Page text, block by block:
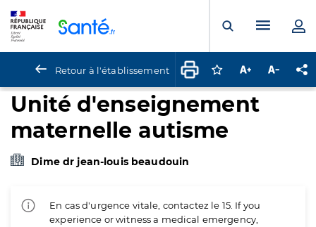
Ouvrir laMenu
Retour à l'établissement Connectez-vous
Augmenter la
Unité d'enseignement
maternelle autisme
Dime dr jean-louis beaudouin
En cas d'urgence vitale, contactez le 15. If you
experience or witness a medical emergency,